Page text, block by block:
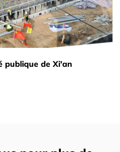
publique de Xi'an